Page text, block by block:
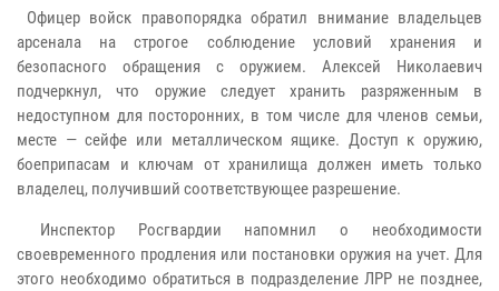
Офицер войск правопорядка обратил внимание владельцев
арсенала на строгое соблюдение условий хранения и
безопасного обращения с оружием. Алексей Николаевич
подчеркнул, что оружие следует хранить разряженным в
недоступном для посторонних, в том числе для членов семьи,
месте — сейфе или металлическом ящике. Доступ к оружию,
боеприпасам и ключам от хранилища должен иметь только
владелец, получивший соответствующее разрешение.
Инспектор Росгвардии напомнил о необходимости
своевременного продления или постановки оружия на учет. Для
этого необходимо обратиться в подразделение ЛРР не позднее,